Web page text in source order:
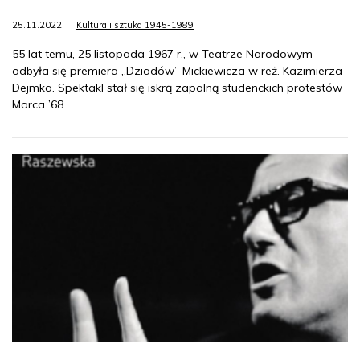
25.11.2022 Kultura i sztuka 1945-1989
55 lat temu, 25 listopada 1967 r., w Teatrze Narodowym
odbyła się premiera „Dziadów” Mickiewicza w reż. Kazimierza
Dejmka. Spektakl stał się iskrą zapalną studenckich protestów
Marca ’68.